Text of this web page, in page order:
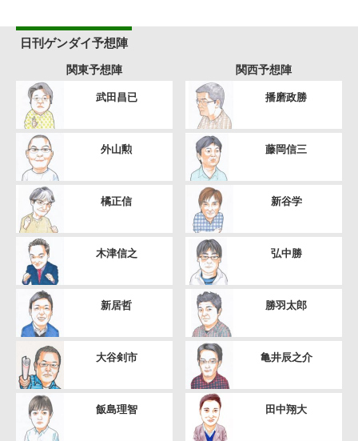
日刊ゲンダイ予想陣
関東予想陣
武田昌已
外山勲
橘正信
木津信之
新居哲
大谷剣市
飯島理智
関西予想陣
播磨政勝
藤岡信三
新谷学
弘中勝
勝羽太郎
亀井辰之介
田中翔大